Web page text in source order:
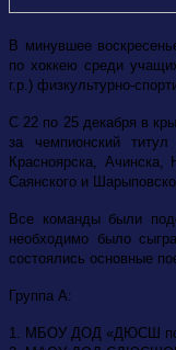
В минувшее
по хоккею среди
г.р.) физкультурно-
С 22 по 25 декабря в
за чемпионский
Красноярска, Ачинска,
Саянского и
Все команды были
необходимо было
состоялись основные
Группа А:
1. МБОУ ДОД «ДЮСШ по